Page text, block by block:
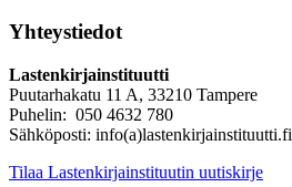
Yhteystiedot
Lastenkirjainstituutti
Puutarhakatu 11 A, 33210 Tampere
Puhelin: 050 4632 780
Sähköposti: info(a)lastenkirjainstituutti.fi
Tilaa Lastenkirjainstituutin uutiskirje